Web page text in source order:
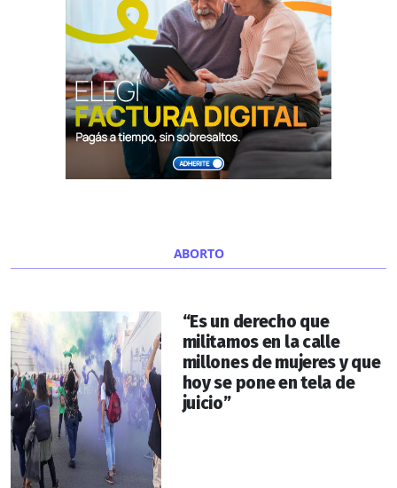
ABORTO
“Es un derecho que
militamos en la calle
millones de mujeres y que
hoy se pone en tela de
juicio”